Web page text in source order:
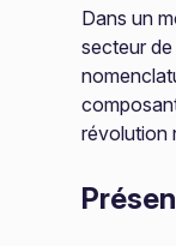
Dans un
secteur
révolution